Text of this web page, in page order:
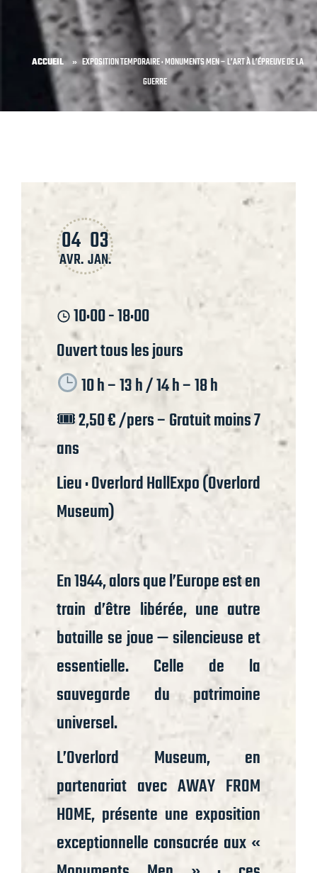
ACCUEIL » EXPOSITION TEMPORAIRE : MONUMENTS MEN – L’ART À L’ÉPREUVE DE LA
GUERRE
04
AVR.
03
JAN.
10:00 - 18:00
Ouvert tous les jours
10 h – 13 h / 14 h – 18 h
🎟 2,50 € /pers – Gratuit moins 7
ans
Lieu : Overlord HallExpo (Overlord
Museum)
En 1944, alors que l’Europe est en
train d’être libérée, une autre
bataille se joue — silencieuse et
essentielle. Celle de la
sauvegarde du patrimoine
universel.
L’Overlord Museum, en
partenariat avec AWAY FROM
HOME, présente une exposition
exceptionnelle consacrée aux «